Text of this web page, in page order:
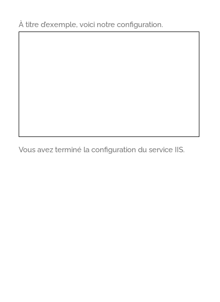
À titre d’exemple, voici notre configuration.
Vous avez terminé la configuration du service IIS.